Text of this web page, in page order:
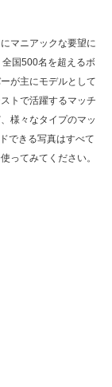
へマッスルプラ
」にてマッス
マニアックな要望に
国500名を超えるボ
が主にモデルとして
トで活躍するマッチ
様々なタイプのマッ
できる写真はすべて
ってみてください。